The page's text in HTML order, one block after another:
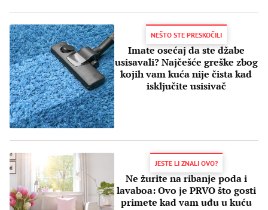
NEŠTO STE PRESKOČILI
Imate osećaj da ste džabe
usisavali? Najčešće greške zbog
kojih vam kuća nije čista kad
isključite usisivač
JESTE LI ZNALI OVO?
Ne žurite na ribanje poda i
lavaboa: Ovo je PRVO što gosti
primete kad vam uđu u kuću